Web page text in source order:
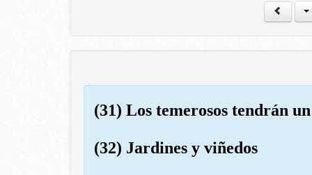
(31) Los temerosos tendrán
(32) Jardines y viñedos